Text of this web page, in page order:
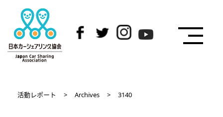
活動レポート > Archives > 3140